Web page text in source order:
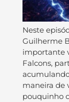
Neste
Guilherme
importante
Falcons,
maneira de
pouquinho